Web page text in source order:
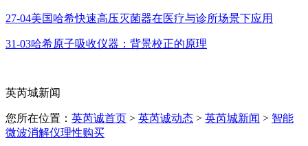
27-04美国哈希快速高压灭菌器在医疗与诊所场景下应用
31-03哈希原子吸收仪器：背景校正的原理
英芮城新闻
您所在位置： 英芮诚首页 > 英芮诚动态 > 英芮城新闻 > 智能
微波消解仪理性购买